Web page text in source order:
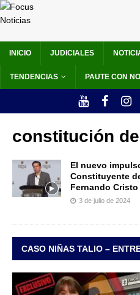
INICIO JUDICIALES
TENDENCIAS PAUTE CON
constitución
El nuevo
Constituyente
Fernando Cristo
3 de julio de 2024
CASO NIÑAS TALIO –